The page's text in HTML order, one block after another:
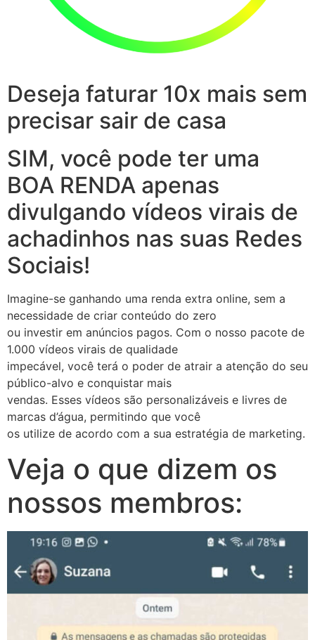
Deseja faturar 10x mais sem
precisar sair de casa
SIM, você pode ter uma
BOA RENDA apenas
divulgando vídeos virais de
achadinhos nas suas Redes
Sociais!
Imagine-se ganhando uma renda extra online, sem a
necessidade de criar conteúdo do zero
ou investir em anúncios pagos. Com o nosso pacote de
1.000 vídeos virais de qualidade
impecável, você terá o poder de atrair a atenção do seu
público-alvo e conquistar mais
vendas. Esses vídeos são personalizáveis e livres de
marcas d’água, permitindo que você
os utilize de acordo com a sua estratégia de marketing.
Veja o que dizem os
nossos membros: